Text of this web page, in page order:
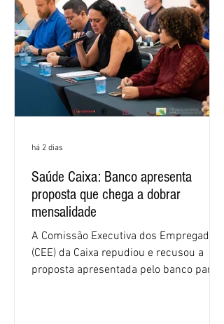
Saúde Caixa: Banco apresenta
proposta que chega a dobrar
mensalidade
A Comissão Executiva dos Empregados
(CEE) da Caixa repudiou e recusou a
proposta apresentada pelo banco para o
há 2 dias